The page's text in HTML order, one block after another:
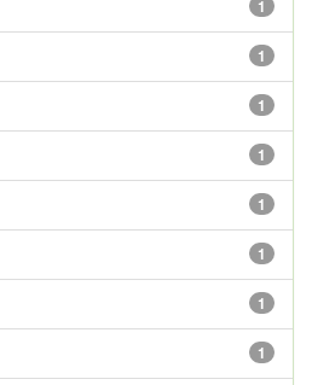
1
1
1
1
1
1
1
1